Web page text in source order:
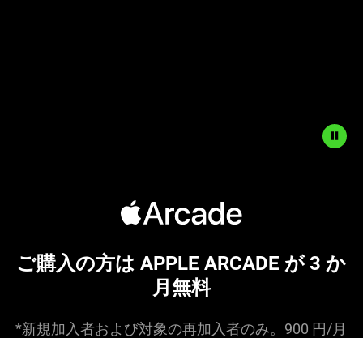
ご購入の方は APPLE ARCADE が 3 か
月 無料
*新規加入者および対象の再加入者のみ。900 円/月